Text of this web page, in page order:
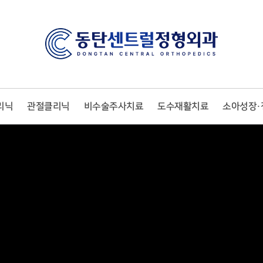
닉 관절클리닉 비수술주사치료 도수재활치료 소아성장